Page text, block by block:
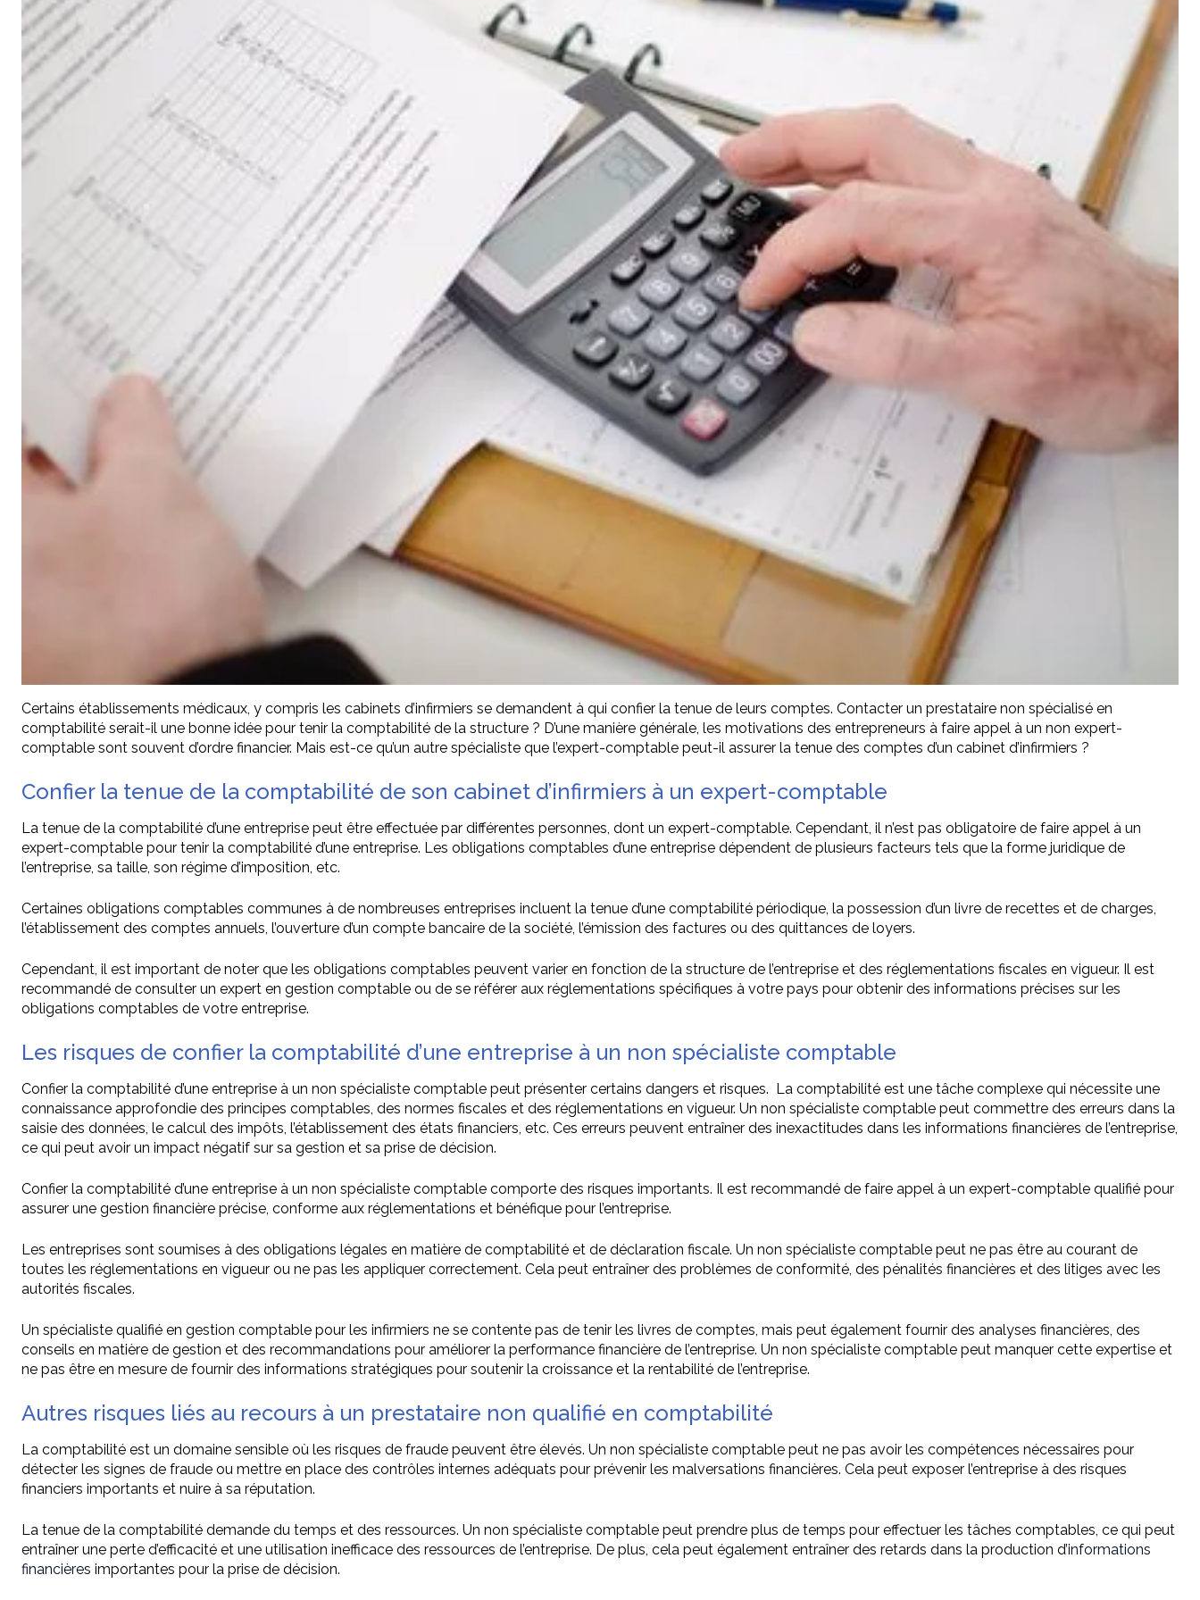
Certains établissements médicaux, y compris les cabinets d’infirmiers se demandent à qui confier la tenue de leurs comptes. Contacter un prestataire non spécialisé en
comptabilité serait-il une bonne idée pour tenir la comptabilité de la structure ? D’une manière générale, les motivations des entrepreneurs à faire appel à un non expert-
comptable sont souvent d’ordre financier. Mais est-ce qu’un autre spécialiste que l’expert-comptable peut-il assurer la tenue des comptes d’un cabinet d’infirmiers ?
Confier la tenue de la comptabilité de son cabinet d’infirmiers à un expert-comptable
La tenue de la comptabilité d’une entreprise peut être effectuée par différentes personnes, dont un expert-comptable. Cependant, il n’est pas obligatoire de faire appel à un
expert-comptable pour tenir la comptabilité d’une entreprise. Les obligations comptables d’une entreprise dépendent de plusieurs facteurs tels que la forme juridique de
l’entreprise, sa taille, son régime d’imposition, etc.
Certaines obligations comptables communes à de nombreuses entreprises incluent la tenue d’une comptabilité périodique, la possession d’un livre de recettes et de charges,
l’établissement des comptes annuels, l’ouverture d’un compte bancaire de la société, l’émission des factures ou des quittances de loyers.
Cependant, il est important de noter que les obligations comptables peuvent varier en fonction de la structure de l’entreprise et des réglementations fiscales en vigueur. Il est
recommandé de consulter un expert en gestion comptable ou de se référer aux réglementations spécifiques à votre pays pour obtenir des informations précises sur les
obligations comptables de votre entreprise.
Les risques de confier la comptabilité d’une entreprise à un non spécialiste comptable
Confier la comptabilité d’une entreprise à un non spécialiste comptable peut présenter certains dangers et risques. La comptabilité est une tâche complexe qui nécessite une
connaissance approfondie des principes comptables, des normes fiscales et des réglementations en vigueur. Un non spécialiste comptable peut commettre des erreurs dans la
saisie des données, le calcul des impôts, l’établissement des états financiers, etc. Ces erreurs peuvent entraîner des inexactitudes dans les informations financières de l’entreprise,
ce qui peut avoir un impact négatif sur sa gestion et sa prise de décision.
Confier la comptabilité d’une entreprise à un non spécialiste comptable comporte des risques importants. Il est recommandé de faire appel à un expert-comptable qualifié pour
assurer une gestion financière précise, conforme aux réglementations et bénéfique pour l’entreprise.
Les entreprises sont soumises à des obligations légales en matière de comptabilité et de déclaration fiscale. Un non spécialiste comptable peut ne pas être au courant de
toutes les réglementations en vigueur ou ne pas les appliquer correctement. Cela peut entraîner des problèmes de conformité, des pénalités financières et des litiges avec les
autorités fiscales.
Un spécialiste qualifié en gestion comptable pour les infirmiers ne se contente pas de tenir les livres de comptes, mais peut également fournir des analyses financières, des
conseils en matière de gestion et des recommandations pour améliorer la performance financière de l’entreprise. Un non spécialiste comptable peut manquer cette expertise et
ne pas être en mesure de fournir des informations stratégiques pour soutenir la croissance et la rentabilité de l’entreprise.
Autres risques liés au recours à un prestataire non qualifié en comptabilité
La comptabilité est un domaine sensible où les risques de fraude peuvent être élevés. Un non spécialiste comptable peut ne pas avoir les compétences nécessaires pour
détecter les signes de fraude ou mettre en place des contrôles internes adéquats pour prévenir les malversations financières. Cela peut exposer l’entreprise à des risques
financiers importants et nuire à sa réputation.
La tenue de la comptabilité demande du temps et des ressources. Un non spécialiste comptable peut prendre plus de temps pour effectuer les tâches comptables, ce qui peut
entraîner une perte d’efficacité et une utilisation inefficace des ressources de l’entreprise. De plus, cela peut également entraîner des retards dans la production d’informations
financières importantes pour la prise de décision.